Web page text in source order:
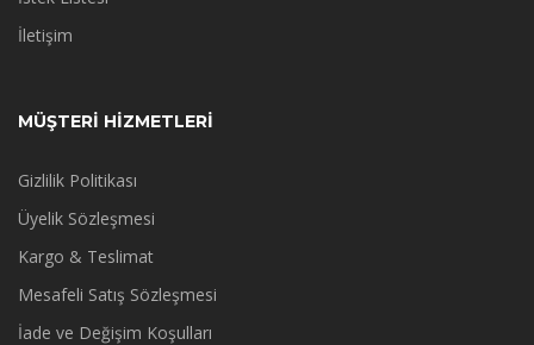
İletişim
MÜŞTERİ HİZMETLERİ
Gizlilik Politikası
Üyelik Sözleşmesi
Kargo & Teslimat
Mesafeli Satış Sözleşmesi
İade ve Değişim Koşulları